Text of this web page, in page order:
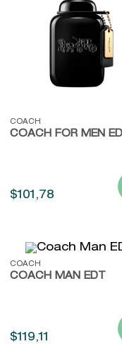
COACH
COACH FOR MEN
$101 , 78
COACH
COACH MAN EDT
$119,11